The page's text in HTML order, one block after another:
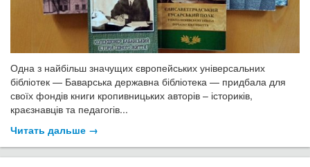
Одна з найбільш значущих європейських універсальних
бібліотек — Баварська державна бібліотека — придбала для
своїх фондів книги кропивницьких авторів – істориків,
краєзнавців та педагогів...
Читать дальше →